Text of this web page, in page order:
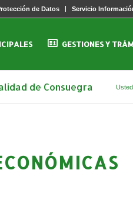
de Datos Servicio
GESTIONES Y
de Consuegra